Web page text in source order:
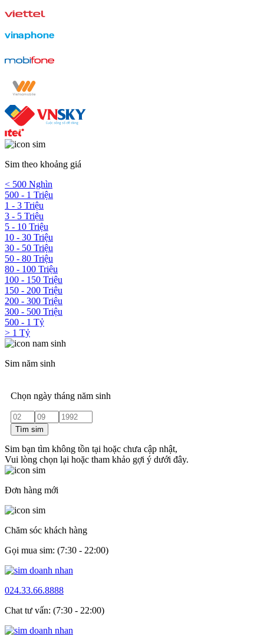
Sim theo khoảng giá
< 500 Nghìn
500 - 1 Triệu
1 - 3 Triệu
3 - 5 Triệu
5 - 10 Triệu
10 - 30 Triệu
30 - 50 Triệu
50 - 80 Triệu
80 - 100 Triệu
100 - 150 Triệu
150 - 200 Triệu
200 - 300 Triệu
300 - 500 Triệu
500 - 1 Tỷ
> 1 Tỷ
Sim năm sinh
Chọn ngày tháng năm sinh
Tìm sim
Sim bạn tìm không tồn tại hoặc chưa cập nhật,
Vui lòng chọn lại hoặc tham khảo gợi ý dưới đây.
Đơn hàng mới
Chăm sóc khách hàng
Gọi mua sim: (7:30 - 22:00)
024.33.66.8888
Chat tư vấn: (7:30 - 22:00)